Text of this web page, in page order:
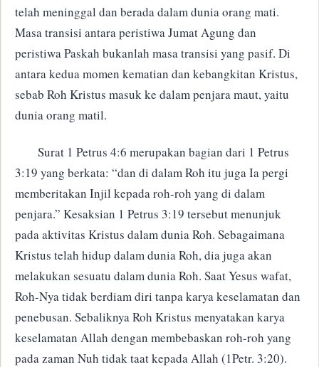
telah meninggal dan berada dalam dunia orang mati.
Masa transisi antara peristiwa Jumat Agung dan
peristiwa Paskah bukanlah masa transisi yang pasif. Di
antara kedua momen kematian dan kebangkitan Kristus,
sebab Roh Kristus masuk ke dalam penjara maut, yaitu
dunia orang matil.
Surat 1 Petrus 4:6 merupakan bagian dari 1 Petrus
3:19 yang berkata: “dan di dalam Roh itu juga Ia pergi
memberitakan Injil kepada roh-roh yang di dalam
penjara.” Kesaksian 1 Petrus 3:19 tersebut menunjuk
pada aktivitas Kristus dalam dunia Roh. Sebagaimana
Kristus telah hidup dalam dunia Roh, dia juga akan
melakukan sesuatu dalam dunia Roh. Saat Yesus wafat,
Roh-Nya tidak berdiam diri tanpa karya keselamatan dan
penebusan. Sebaliknya Roh Kristus menyatakan karya
keselamatan Allah dengan membebaskan roh-roh yang
pada zaman Nuh tidak taat kepada Allah (1Petr. 3:20).